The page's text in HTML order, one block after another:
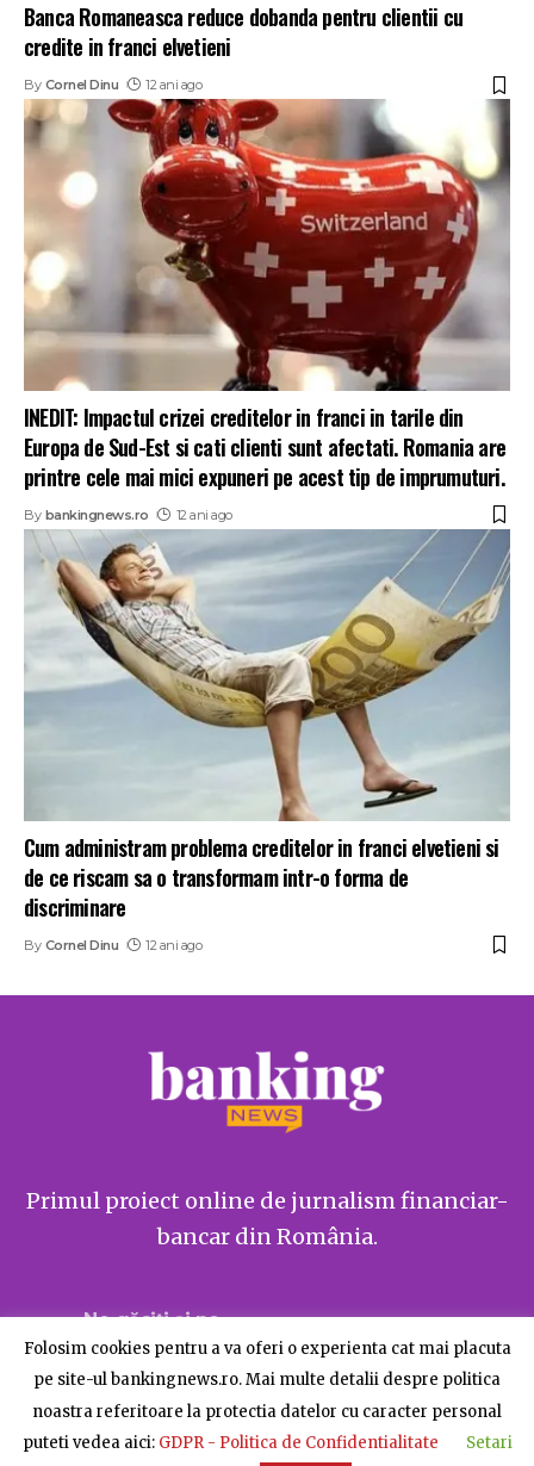
Banca Romaneasca reduce dobanda pentru clientii cu
credite in franci elvetieni
By Cornel Dinu 12 ani ago
INEDIT: Impactul crizei creditelor in franci in tarile din
Europa de Sud-Est si cati clienti sunt afectati. Romania are
printre cele mai mici expuneri pe acest tip de imprumuturi.
By bankingnews.ro 12 ani ago
Cum administram problema creditelor in franci elvetieni si
de ce riscam sa o transformam intr-o forma de
discriminare
By Cornel Dinu 12 ani ago
Primul proiect online de jurnalism financiar-
bancar din România.
Ne găsiți și pe
Despre BankingNews Contact Publicitate
Folosim cookies pentru a va oferi o experienta cat mai placuta
pe site-ul bankingnews.ro. Mai multe detalii despre politica
noastra referitoare la protectia datelor cu caracter personal
puteti vedea aici: GDPR - Politica de Confidentialitate Setari